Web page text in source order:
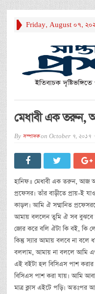
Friday, August 07,
মেধাবী এক তরুন,
By সম্পাদকon October 7, 2017
হানিফ॥ মেধাবী এক তরুন, আজ
প্রফেসর। তাঁর বাড়ীতে প্রায়-ই
কাড়ল। আমি ঐ সম্মানিত
আমায় বললেন তুমি ঐ সব বুঝবে
জোর করে বলি ঐটা কি বই, কি
কিন্তু স্যার আমায় বলবে না বলে
বললাম, আমায় না বললে আমি
এই বইটা হল বিসিএস পাশ
বিসিএস পাশ করা যায়। আমি
মাত্র ক্লাস এইটে পড়ি। অতঃপর